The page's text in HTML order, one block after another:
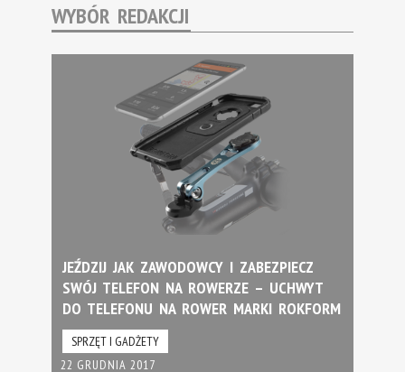
WYBÓR REDAKCJI
JEŹDZIJ JAK ZAWODOWCY I ZABEZPIECZ
SWÓJ TELEFON NA ROWERZE – UCHWYT
DO TELEFONU NA ROWER MARKI ROKFORM
SPRZĘT I GADŻETY
22 GRUDNIA 2017